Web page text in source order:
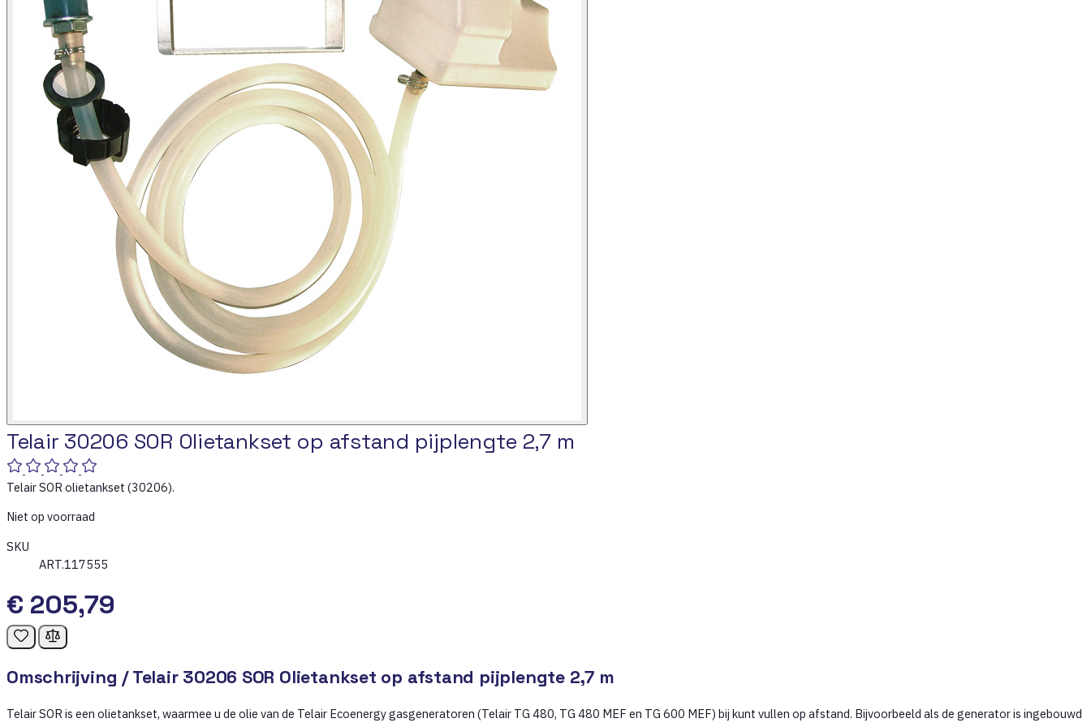
Telair 30206 SOR Olietankset op afstand pijplengte 2,7 m
Telair SOR olietankset (30206).
Niet op voorraad
SKU
ART.117555
€ 205,79
Omschrijving /Telair 30206 SOR Olietankset op afstand pijplengte 2,7 m
Telair SOR is een olietankset, waarmee u de olie van de Telair Ecoenergy gasgeneratoren (Telair TG 480, TG 480 MEF en TG 600 MEF) bij kunt vullen op afstand. Bijvoorbeeld als de generator is ingebouwd